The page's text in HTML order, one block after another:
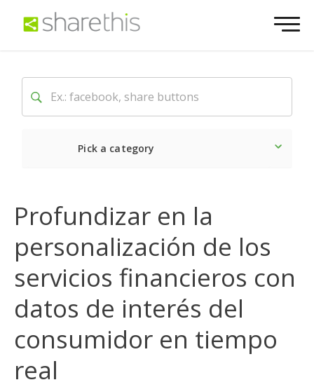
Pick a category
Profundizar en la
personalización de los
servicios financieros con
datos de interés del
consumidor en tiempo
real